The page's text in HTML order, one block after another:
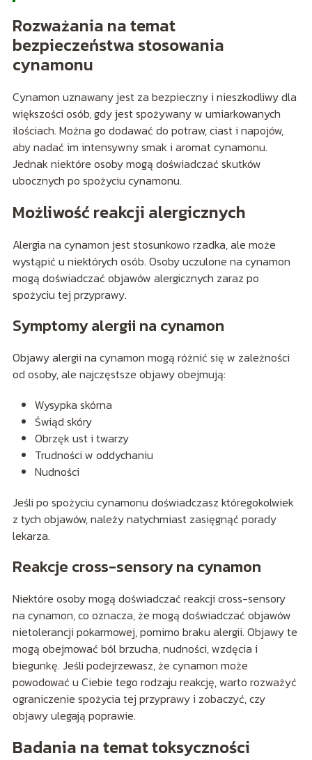
Rozważania na temat
bezpieczeństwa stosowania
cynamonu
Cynamon uznawany jest za bezpieczny i nieszkodliwy dla
większości osób, gdy jest spożywany w umiarkowanych
ilościach. Można go dodawać do potraw, ciast i napojów,
aby nadać im intensywny smak i aromat cynamonu.
Jednak niektóre osoby mogą doświadczać skutków
ubocznych po spożyciu cynamonu.
Możliwość reakcji alergicznych
Alergia na cynamon jest stosunkowo rzadka, ale może
wystąpić u niektórych osób. Osoby uczulone na cynamon
mogą doświadczać objawów alergicznych zaraz po
spożyciu tej przyprawy.
Symptomy alergii na cynamon
Objawy alergii na cynamon mogą różnić się w zależności
od osoby, ale najczęstsze objawy obejmują:
Wysypka skórna
Świąd skóry
Obrzęk ust i twarzy
Trudności w oddychaniu
Nudności
Jeśli po spożyciu cynamonu doświadczasz któregokolwiek
z tych objawów, należy natychmiast zasięgnąć porady
lekarza.
Reakcje cross-sensory na cynamon
Niektóre osoby mogą doświadczać reakcji cross-sensory
na cynamon, co oznacza, że mogą doświadczać objawów
nietolerancji pokarmowej, pomimo braku alergii. Objawy te
mogą obejmować ból brzucha, nudności, wzdęcia i
biegunkę. Jeśli podejrzewasz, że cynamon może
powodować u Ciebie tego rodzaju reakcję, warto rozważyć
ograniczenie spożycia tej przyprawy i zobaczyć, czy
objawy ulegają poprawie.
Badania na temat toksyczności